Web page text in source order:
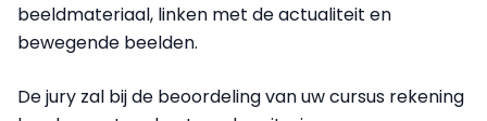
beeldmateriaal, linken met de actualiteit en
bewegende beelden.
De jury zal bij de beoordeling van uw cursus rekening